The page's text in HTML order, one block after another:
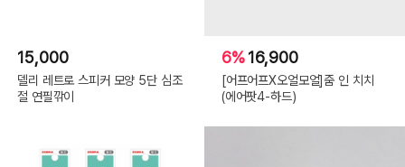
15,000
델리 레트로 스피커 모양 5단 심조
절 연필깎이
6%16,900
[어프어프X오얼모얼]줌 인 치치
(에어팟4-하드)